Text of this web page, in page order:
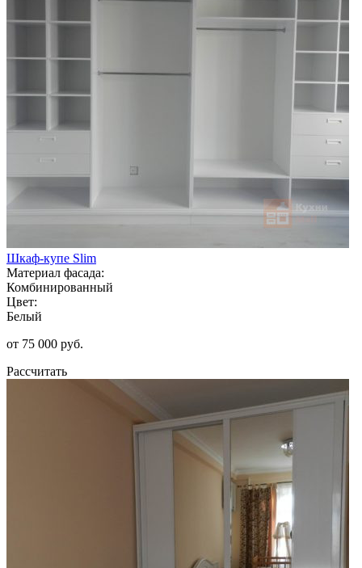
Шкаф-купе Slim
Материал фасада:
Комбинированный
Цвет:
Белый
от 75 000 руб.
Рассчитать